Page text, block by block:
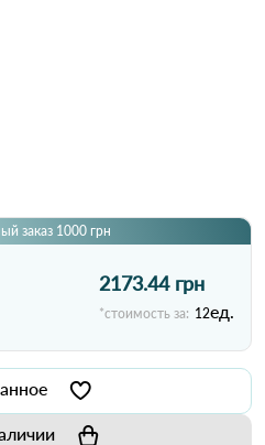
заказ 1000 грн
2173.44 грн
*стоимость за: 12ед.